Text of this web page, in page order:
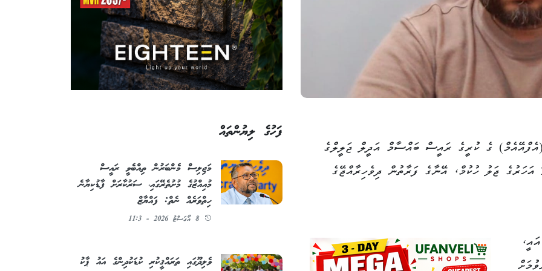
ގެ ކުރީގެ ރައީސް ބައްސާމް އަދީލް ޖަލީލްގެ
މައްޗަށް ކްރިމިނަލް ކޯޓުން އިއްވާފައިވާ 23 އަހަރުގެ ޖަލު ހުކުމް، އޭނާގެ ފަރާތުން ދިވެހިރާއްޖޭގެ
އައީ،
ފަހުގެ ލިޔުންތައް
މަޖިލިސް މެންބަރުން ތިއްބެވީ ރައީސް
މުއިއްޒުގެ މުށުތެރޭގައި، ސަރުކާރަށް ފާޑުކިޔާނެ
ހިތްވަރެއް ނެތް: ފައްޔާޒް
8 އޯގަސްޓު 2026 - 11:3
ވެލިދޫގައި ތަރައްޤީކުރި ކުޑަކުދިންގެ އައު ޕާކު